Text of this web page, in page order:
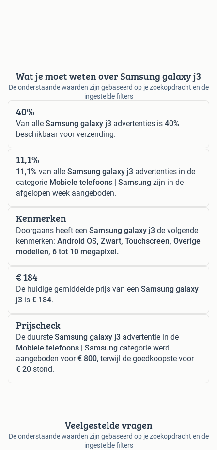
Wat je moet weten over Samsung galaxy j3
De onderstaande waarden zijn gebaseerd op je zoekopdracht en de
ingestelde filters
40%
Van alle Samsung galaxy j3 advertenties is 40%
beschikbaar voor verzending.
11,1%
11,1% van alle Samsung galaxy j3 advertenties in de
categorie Mobiele telefoons | Samsung zijn in de
afgelopen week aangeboden.
Kenmerken
Doorgaans heeft een Samsung galaxy j3 de volgende
kenmerken: Android OS, Zwart, Touchscreen, Overige
modellen, 6 tot 10 megapixel.
€ 184
De huidige gemiddelde prijs van een Samsung galaxy
j3 is € 184.
Prijscheck
De duurste Samsung galaxy j3 advertentie in de
Mobiele telefoons | Samsung categorie werd
aangeboden voor€ 800, terwijl de goedkoopste voor
€ 20 stond.
Veelgestelde vragen
De onderstaande waarden zijn gebaseerd op je zoekopdracht en de
ingestelde filters